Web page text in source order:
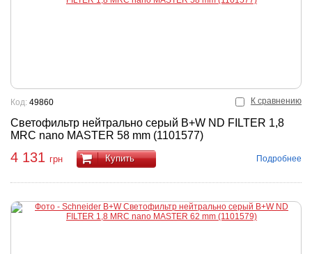
К сравнению
Светофильтр нейтрально серый B+W ND FILTER 1,8
MRC nano MASTER 58 mm (1101577)
Код: 49860
4 131 грн Купить Подробнее